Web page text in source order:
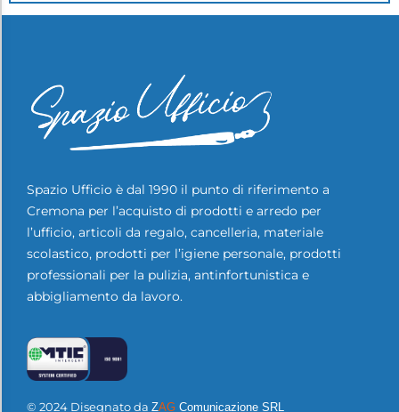
Spazio Ufficio è dal 1990 il punto di riferimento a
Cremona per l’acquisto di prodotti e arredo per
l’ufficio, articoli da regalo, cancelleria, materiale
scolastico, prodotti per l’igiene personale, prodotti
professionali per la pulizia, antinfortunistica e
abbigliamento da lavoro.
© 2024 Disegnato da ZAG Comunicazione SRL